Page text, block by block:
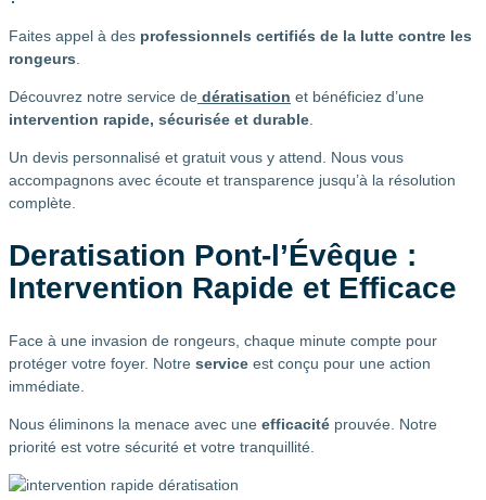
Faites appel à des professionnels certifiés de la lutte contre les
rongeurs
Découvrez notre service de dératisation et bénéficiez d’une
intervention rapide, sécurisée et durable
Un devis personnalisé et gratuit vous y attend. Nous vous
accompagnons avec écoute et transparence jusqu’à la résolution
complète.
Deratisation Pont-l’Évêque :
Intervention Rapide et Efficace
Face à une invasion de rongeurs, chaque minute compte pour
protéger votre foyer. Notre service est conçu pour une action
immédiate.
Nous éliminons la menace avec une efficacité prouvée. Notre
priorité est votre sécurité et votre tranquillité.